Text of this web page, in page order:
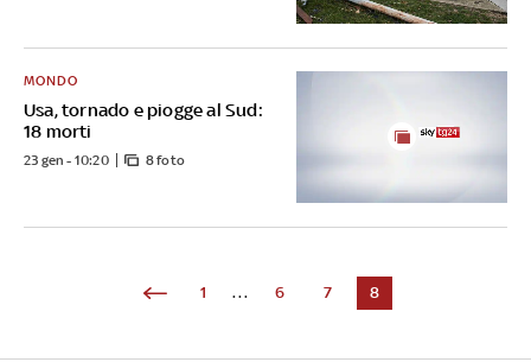
Usa, tornado e piogge al Sud:
18 morti
MONDO
23 gen - 10:20 8 foto
1 ... 6 7 8